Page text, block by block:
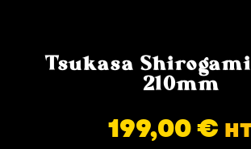
Tsukasa
210mm
199,00€